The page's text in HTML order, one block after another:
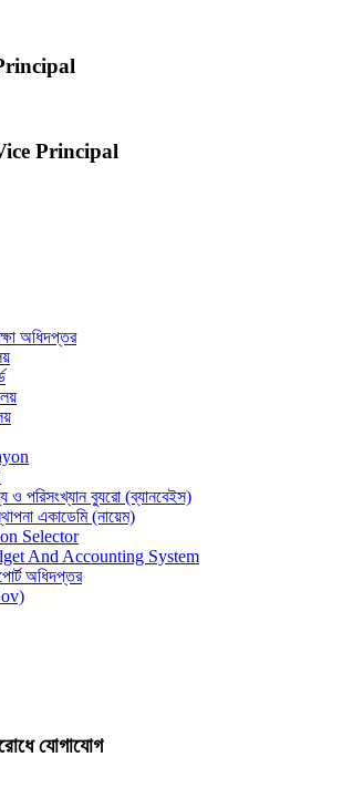
Principal
অধিদপ্তর
ও পরিসংখ্যান ব্যুরো (ব্যানবেইস)
একাডেমি (নায়েম)
Selector
And Accounting System
অধিদপ্তর
যোগাযোগ